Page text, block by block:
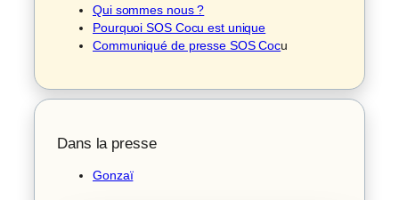
Qui sommes nous ?
Pourquoi SOS Cocu est unique
Communiqué de presse SOS Cocu
Dans la presse
Gonzaï